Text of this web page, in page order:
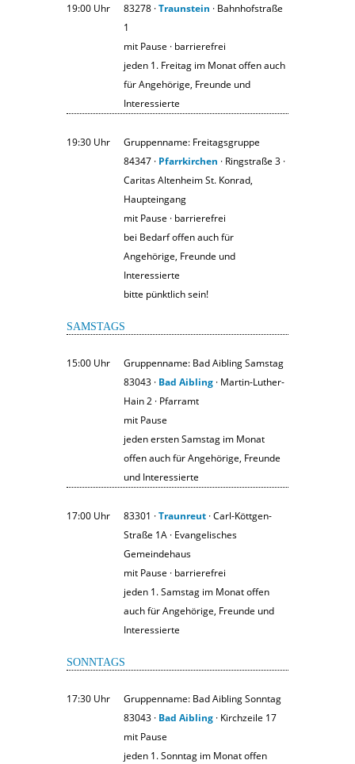
19:00 Uhr 83278 ·Traunstein · Bahnhofstraße
1
mit Pause · barrierefrei
jeden 1. Freitag im Monat offen auch
für Angehörige, Freunde und
Interessierte
19:30 Uhr
Gruppenname: Freitagsgruppe
84347 · Pfarrkirchen · Ringstraße 3 ·
Caritas Altenheim St. Konrad,
Haupteingang
mit Pause · barrierefrei
bei Bedarf offen auch für
Angehörige, Freunde und
Interessierte
bitte pünktlich sein!
SAMSTAGS
15:00 Uhr
Gruppenname: Bad Aibling Samstag
83043 · Bad Aibling · Martin-Luther-
Hain 2 · Pfarramt
mit Pause
jeden ersten Samstag im Monat
offen auch für Angehörige, Freunde
und Interessierte
17:00 Uhr 83301 ·Traunreut · Carl-Köttgen-
Straße 1A · Evangelisches
Gemeindehaus
mit Pause · barrierefrei
jeden 1. Samstag im Monat offen
auch für Angehörige, Freunde und
Interessierte
SONNTAGS
17:30 Uhr
Gruppenname: Bad Aibling Sonntag
83043 · Bad Aibling · Kirchzeile 17
mit Pause
jeden 1. Sonntag im Monat offen